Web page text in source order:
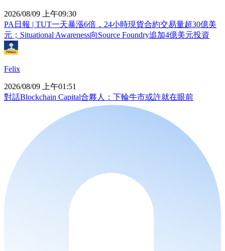
2026/08/09 上午09:30
PA日報 | TUT一天暴漲6倍，24小時現貨合約交易量超30億美
元；Situational Awareness向Source Foundry追加4億美元投資
Felix
2026/08/09 上午01:51
對話Blockchain Capital合夥人：下輪牛市或許就在眼前